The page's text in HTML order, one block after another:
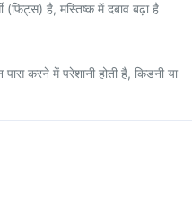
(फिट्स) है, मस्तिष्क में दबाव बढ़ा है
करने में परेशानी होती है, किडनी या